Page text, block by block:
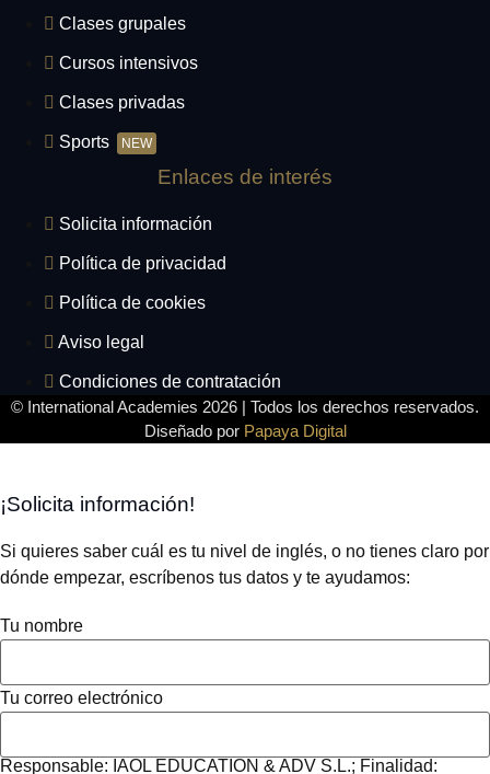
Clases grupales
Cursos intensivos
Clases privadas
Sports NEW
Enlaces de interés
Solicita información
Política de privacidad
Política de cookies
Aviso legal
Condiciones de contratación
© International Academies 2026 | Todos los derechos reservados.
Diseñado por Papaya Digital
¡Solicita información!
Si quieres saber cuál es tu nivel de inglés, o no tienes claro por
dónde empezar, escríbenos tus datos y te ayudamos:
Tu nombre
Tu correo electrónico
Responsable: IAOL EDUCATION & ADV S.L.; Finalidad: